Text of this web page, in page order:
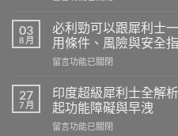
利
勁
療
程
要
多
久？
完
03
8 月
必利勁可以跟犀利士
用條件、風險與安全
在
利
勁
可
以
留言功能已關閉
27
7 月
印度超級犀利士全解
起功能障礙與早洩
在
留言功能已關閉